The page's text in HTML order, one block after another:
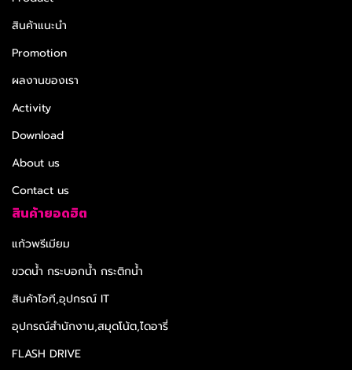
สินค้าแนะนำ
Promotion
ผลงานของเรา
Activity
Download
About us
Contact us
สินค้ายอดฮิต
แก้วพรีเมียม
ขวดน้ำ กระบอกน้ำ กระติกน้ำ
สินค้าไอที,อุปกรณ์ IT
อุปกรณ์สำนักงาน,สมุดโน้ต,ไดอารี่
FLASH DRIVE